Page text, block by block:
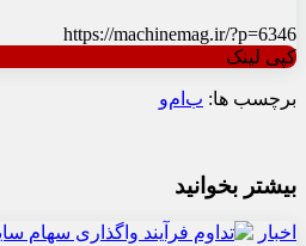
https://machinemag.ir/?p=6346
کپی لینک
برچسب ها: ب‌ام‌و
بیشتر بخوانید
اخبار